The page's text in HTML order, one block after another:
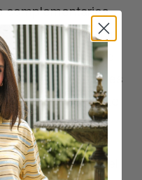
complementarios,
uno
se completan y te
los tres
simplemente
el naranja con el